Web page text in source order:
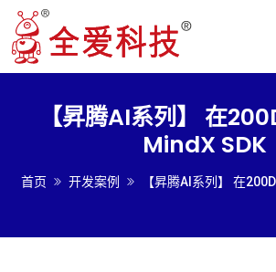
【昇腾AI系列】 在
MindX SDK
首页 开发案例 【昇腾AI系列】 在